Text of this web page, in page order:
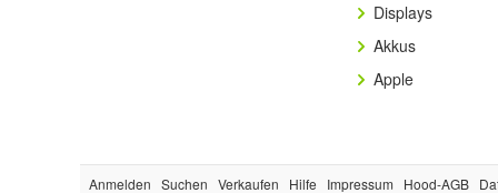
Displays
Akkus
Apple
Anmelden Suchen Verkaufen Hilfe Impressum Hood-AGB